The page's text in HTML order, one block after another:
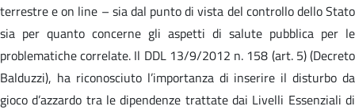
terrestre e on line – sia dal punto di vista del controllo dello Stato
sia per quanto concerne gli aspetti di salute pubblica per le
problematiche correlate. Il DDL 13/9/2012 n. 158 (art. 5) (Decreto
Balduzzi), ha riconosciuto l’importanza di inserire il disturbo da
gioco d’azzardo tra le dipendenze trattate dai Livelli Essenziali di